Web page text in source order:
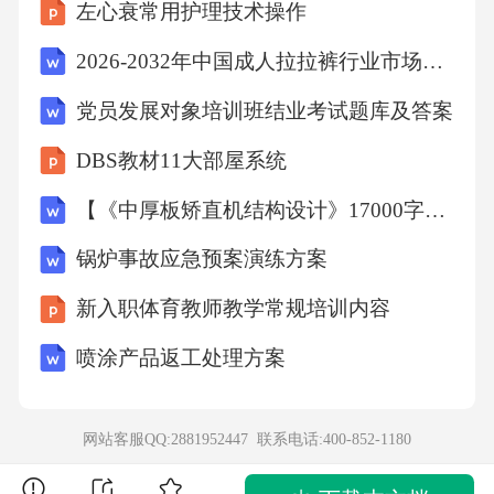
左心衰常用护理技术操作
2026-2032年中国成人拉拉裤行业市场全景分析及产业需求研判报告
党员发展对象培训班结业考试题库及答案
DBS教材11大部屋系统
【《中厚板矫直机结构设计》17000字（论文）】
锅炉事故应急预案演练方案
新入职体育教师教学常规培训内容
喷涂产品返工处理方案
网站客服QQ:2881952447 联系电话:400-852-1180